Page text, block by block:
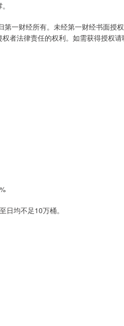
一财经所有。未经第一财经书面授
者法律责任的权利。如需获得授权
日均不足10万桶。